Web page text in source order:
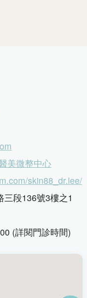
美微整中心
skin88_dr.lee/
段136號3樓之1
(詳閱門診時間)